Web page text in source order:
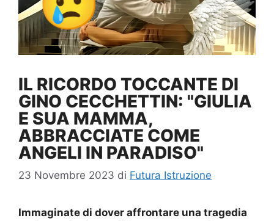
IL RICORDO TOCCANTE DI
GINO CECCHETTIN: "GIULIA
E SUA MAMMA,
ABBRACCIATE COME
ANGELI IN PARADISO"
23 Novembre 2023 di Futura Istruzione
Immaginate di dover affrontare una tragedia